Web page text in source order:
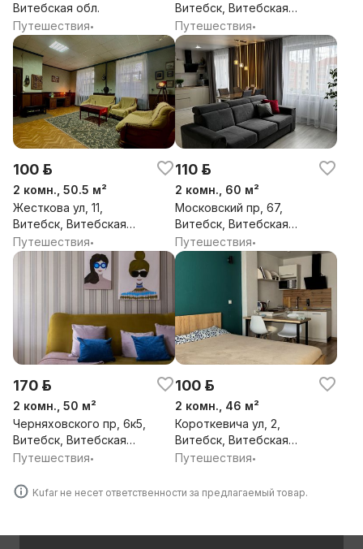
Витебская обл.
Путешествия•
Витебск, Витебская
обл.
Путешествия•
100 р.
2 комн., 50.5 м²
Жесткова ул, 11,
Витебск, Витебская
обл.
Путешествия•
110 р.
2 комн., 60 м²
Московский пр, 67,
Витебск, Витебская
обл.
Путешествия•
170 р.
2 комн., 50 м²
Черняховского пр, 6к5,
Витебск, Витебская
обл.
Путешествия•
100 р.
2 комн., 46 м²
Короткевича ул, 2,
Витебск, Витебская
обл.
Путешествия•
Kufar не несет ответственности за предлагаемый товар.